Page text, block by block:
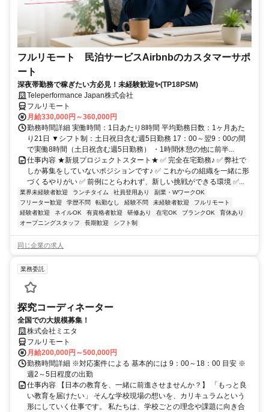
フルリモート 民泊サービスAirbnbのカスタマーサポ
ート
深夜帯勤務で稼ぎたい方必見！未経験歓迎✨(TP18PSM)
Teleperformance Japan株式会社
フルリモート
月給330,000円～360,000円
勤務時間詳細 実働時間：1日あたり8時間 平均勤務日数：1ヶ月あた
り21日 ▼シフト制：土日祝日含む週5日勤務 17：00～翌9：00の間
で実働8時間（土日祝含む週5日勤務） ・1時間休憩の他に前半...
仕事内容 ★新規プロジェクトスタート★ ✅ 完全在宅勤務♪ ✅ 弊社で
しか募集をしていないポジションです♪ ✅ これからの組織を一緒に形
づくるやりがい ✅ 前例にとらわれず、新しい挑戦ができる環境 ✅...
業界未経験者歓迎 ランチタイム 社員登用あり
副業・WワークOK
フリーター歓迎
学歴不問 転勤なし 経験不問 未経験者歓迎
フルリモート
経験者歓迎
ネイルOK 有資格者歓迎 研修あり 在宅OK ブランクOK
育休あり
オープニングスタッフ
長期歓迎 シフト制
同じ企業の求人
業務委託
探究コーディネーター
全国での大規模募集！
株式会社ミエタ
フルリモート
月給200,000円～500,000円
勤務時間詳細 ※対応案件による 基本的には 9：00～18：00 目安 ※
週2～5日程度の出勤
仕事内容 【日本の教育を、一緒に前進させませんか？】 「もっと良
い教育を届けたい」 そんな学校現場の想いを、カリキュラムという
形にしていく仕事です。 私たちは、学校ごとの理念や課題に向き合